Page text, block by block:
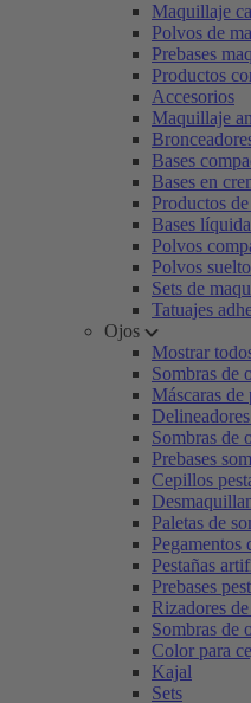
Maquillaje
Polvos de
Prebases
Productos
Accesorios
Maquillaje
Bases
Bases en
Productos
Bases
Polvos
Polvos
Sets de
Tatuajes
Ojos
Mostrar
Sombras de
Máscaras de
Sombras de
Prebases
Cepillos
Paletas de
Pegamentos
Pestañas
Prebases
Rizadores
Sombras de
Color para
Kajal
Sets